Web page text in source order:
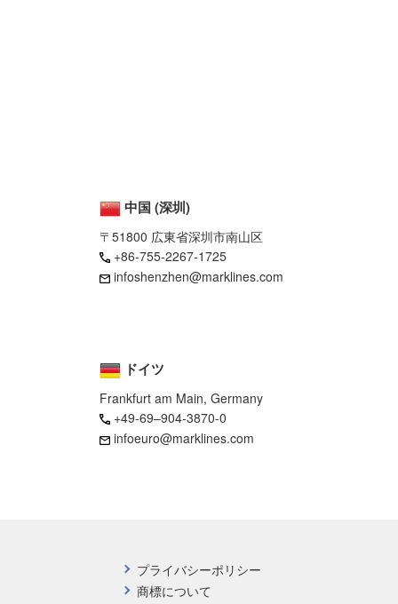
ドイツ
Frankfurt am Main, Germany
+49-69–904-3870-0
infoeuro@marklines.com
中国 (深圳)
〒51800 広東省深圳市南山区
+86-755-2267-1725
infoshenzhen@marklines.com
プライバシーポリシー
商標について